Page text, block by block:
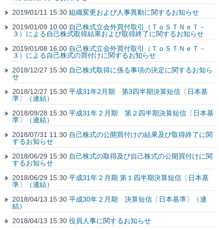
2019/01/11 15:30 組織変更および人事異動に関するお知らせ
2019/01/09 10:00 自己株式立会外買付取引（ＴｏＳＴＮｅＴ－
３）による自己株式取得結果および取得終了に関するお知らせ
2019/01/08 16:00 自己株式立会外買付取引（ＴｏＳＴＮｅＴ－
３）による自己株式の買付けに関するお知らせ
2018/12/27 15:30 自己株式取得に係る事項の決定に関するお知ら
せ
2018/12/27 15:30 平成31年2月期 第3四半期決算短信〔日本基
準〕（連結）
2018/09/28 15:30 平成31年２月期 第２四半期決算短信〔日本基
準〕（連結）
2018/07/31 11:30 自己株式の公開買付けの結果及び取得終了に関
するお知らせ
2018/06/29 15:30 自己株式の取得及び自己株式の公開買付けに関
するお知らせ
2018/06/29 15:30 平成31年２月期 第１四半期決算短信〔日本基
準〕（連結）
2018/04/13 15:30 平成30年２月期 決算短信〔日本基準〕（連
結）
2018/04/13 15:30 役員人事に関するお知らせ